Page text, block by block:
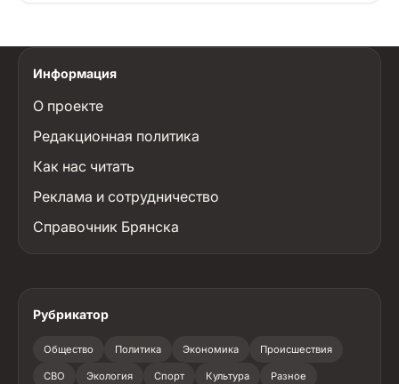
Информация
О проекте
Редакционная политика
Как нас читать
Реклама и сотрудничество
Справочник Брянска
Рубрикатор
Общество Политика Экономика Происшествия
СВО Экология Спорт Культура Разное